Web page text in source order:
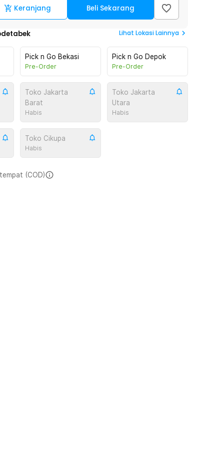
Keranjang Beli Sekarang
Lihat Lokasi Lainnya
Pick n Go Bekasi
Pre-Order
Pick n Go Depok
Pre-Order
Toko Jakarta
Barat
Habis
Toko Jakarta
Utara
Habis
Toko Cikupa
Habis
(COD)